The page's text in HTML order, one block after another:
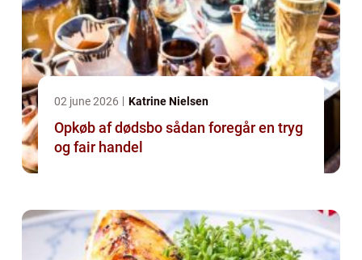
02 june 2026 Katrine Nielsen
Opkøb af dødsbo sådan foregår en tryg
og fair handel